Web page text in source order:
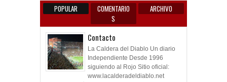
POPULAR
COMENTARIO
S
ARCHIVO
Contacto
La Caldera del Diablo Un diario
Independiente Desde 1996
siguiendo al Rojo Sitio oficial:
www.lacalderadeldiablo.net